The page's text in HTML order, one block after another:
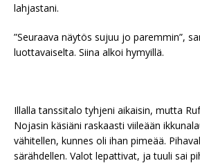
lahjastani.
”Seuraava näytös sujuu jo paremmin”,
luottavaiselta. Siina alkoi hymyillä.
Illalla tanssitalo tyhjeni aikaisin, mutta
Nojasin käsiäni raskaasti viileään
vähitellen, kunnes oli ihan pimeää.
särähdellen. Valot lepattivat, ja tuuli sai